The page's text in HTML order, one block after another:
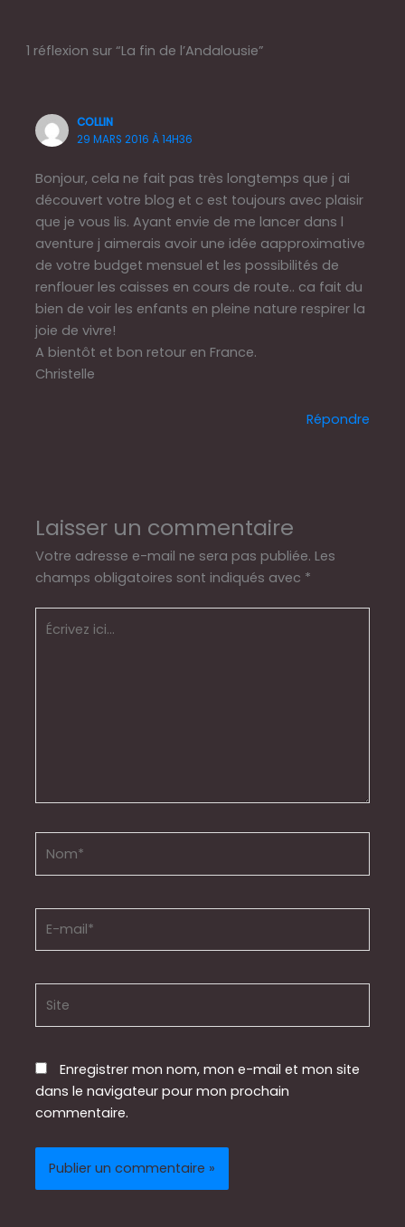
1 réflexion sur “La fin de l’Andalousie”
COLLIN
29 MARS 2016 À 14H36
Bonjour, cela ne fait pas très longtemps que j ai
découvert votre blog et c est toujours avec plaisir
que je vous lis. Ayant envie de me lancer dans l
aventure j aimerais avoir une idée aapproximative
de votre budget mensuel et les possibilités de
renflouer les caisses en cours de route.. ca fait du
bien de voir les enfants en pleine nature respirer la
joie de vivre!
A bientôt et bon retour en France.
Christelle
Répondre
Laisser un commentaire
Votre adresse e-mail ne sera pas publiée. Les
champs obligatoires sont indiqués avec *
Écrivez
ici…
mail*
Enregistrer mon nom, mon e-mail et mon site
dans le navigateur pour mon prochain
commentaire.